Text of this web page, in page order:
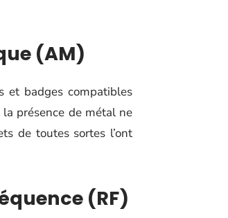
(AM)
et badges compatibles
présence de métal ne
de toutes sortes l’ont
(RF)